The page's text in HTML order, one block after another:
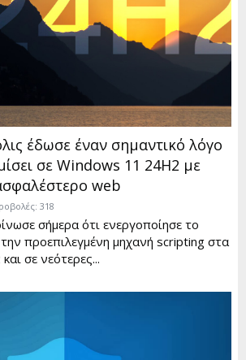
έδωσε έναν σημαντικό λόγο
σε Windows 11 24H2 με
web
318
σήμερα ότι ενεργοποίησε το
προεπιλεγμένη μηχανή scripting στα
σε νεότερες...